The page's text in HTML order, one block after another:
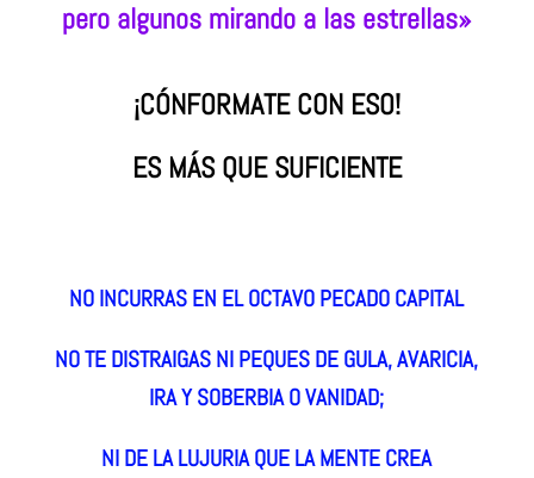
pero algunos mirando a las estrellas»
¡CÓNFORMATE CON ESO!
ES MÁS QUE SUFICIENTE
NO INCURRAS EN EL OCTAVO PECADO CAPITAL
NO TE DISTRAIGAS NI PEQUES DE GULA, AVARICIA,
IRA Y SOBERBIA O VANIDAD;
NI DE LA LUJURIA QUE LA MENTE CREA